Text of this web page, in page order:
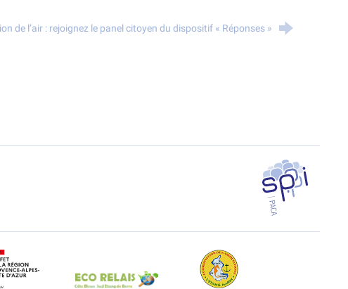
de l’air : rejoignez le panel citoyen du dispositif « Réponses »
SPPPI PACA
Eco-Relais Côte BleueEtang marin